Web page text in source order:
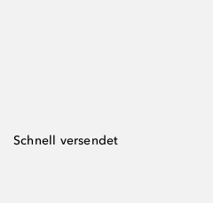
Schnell versendet